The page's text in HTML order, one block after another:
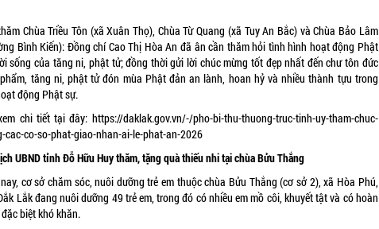
Chùa Triều Tôn (xã Xuân Thọ), Chùa Từ Quang (xã Tuy An Bắc) và Chùa Bảo Lâm
Bình Kiến): Đồng chí Cao Thị Hòa An đã ân cần thăm hỏi tình hình hoạt động Phật
sống của tăng ni, phật tử; đồng thời gửi lời chúc mừng tốt đẹp nhất đến chư tôn đức
tăng ni, phật tử đón mùa Phật đản an lành, hoan hỷ và nhiều thành tựu trong
động Phật sự.
chi tiết tại đây: https://daklak.gov.vn/-/pho-bi-thu-thuong-truc-tinh-uy-tham-chuc-
cac-co-so-phat-giao-nhan-ai-le-phat-an-2026
UBND tỉnh Đỗ Hữu Huy thăm, tặng quà thiếu nhi tại chùa Bửu Thắng
cơ sở chăm sóc, nuôi dưỡng trẻ em thuộc chùa Bửu Thắng (cơ sở 2), xã Hòa Phú,
Lắk đang nuôi dưỡng 49 trẻ em, trong đó có nhiều em mồ côi, khuyết tật và có hoàn
biệt khó khăn.